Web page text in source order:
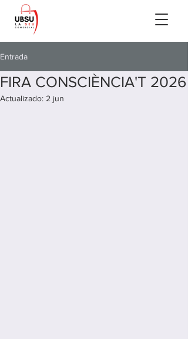
Entrada
FIRA CONSCIÈNCIA'T 2026
Actualizado: 2 jun